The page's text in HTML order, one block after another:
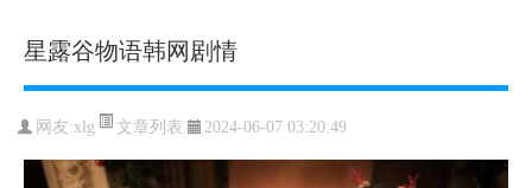
星露谷物语韩网剧情
网友:xlg 文章列表 2024-06-07 03:20:49